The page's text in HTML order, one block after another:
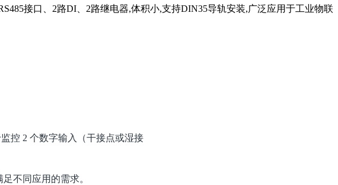
接口、2路DI、2路继电器,体积小,支持DIN35导轨安装,广泛应用于工业物联
控 2 个数字输入（干接点或湿接
不同应用的需求。